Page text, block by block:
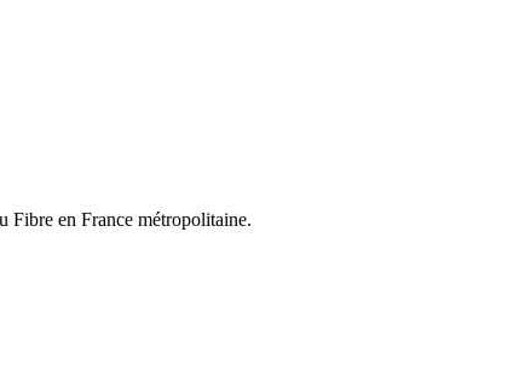
Fibre en France métropolitaine.